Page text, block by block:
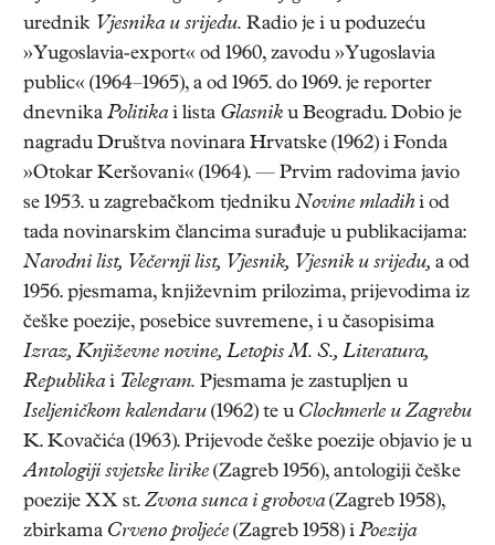
urednik Vjesnika u srijedu. Radio je i u poduzeću
»Yugoslavia-export« od 1960, zavodu »Yugoslavia
public« (1964–1965), a od 1965. do 1969. je reporter
dnevnika Politikai lista Glasnik u Beogradu. Dobio je
nagradu Društva novinara Hrvatske (1962) i Fonda
»Otokar Keršovani« (1964). — Prvim radovima javio
se 1953. u zagrebačkom tjedniku Novine mladihi od
tada novinarskim člancima surađuje u publikacijama:
Narodni list, Večernji list, Vjesnik, Vjesnik u srijedu, a od
1956. pjesmama, književnim prilozima, prijevodima iz
češke poezije, posebice suvremene, i u časopisima
Izraz, Književne novine, Letopis M. S., Literatura,
Republikai Telegram. Pjesmama je zastupljen u
Iseljeničkom kalendaru (1962) te u Clochmerle u Zagrebu
K. Kovačića (1963). Prijevode češke poezije objavio je u
Antologiji svjetske lirike (Zagreb 1956), antologiji češke
poezije XX st. Zvona sunca i grobova(Zagreb 1958),
zbirkama Crveno proljeće (Zagreb 1958) i Poezija